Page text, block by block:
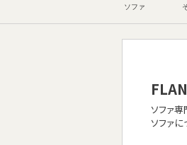
ソファ
ソファ専
ソファに